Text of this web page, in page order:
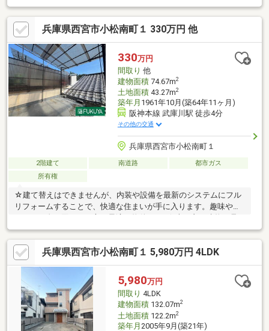
米の広い車庫付き。◎前面道路は幅約6.0メートルあり。◎両面バ
ルコニーで家の家の中が明るく過ごしやすい。【関連ホームペー
ジURL】にて360°カメラで室内を見ることができます♪ご内覧ご希
望の方はお気軽にお問い合わせくださいませ。
兵庫県西宮市小松南町１ 330万円 他
330万円
間取り 他
建物面積74.67m2
土地面積43.27m2
築年月 1961年10月(築64年11ヶ月)
阪神本線 武庫川駅 徒歩4分
その他の交通
兵庫県西宮市小松南町１
2階建て 南道路
都市ガス
所有権
☆建て替えはできませんが、内装や設備を最新のシステムにフル
リフォームすることで、快適な住まいが手に入ります。趣味や暮
組みを活かし、あなた好みの空間へカスタマイズしませんか？柱
や梁をあえて見せるヴィンテージ風のリノベーションなど、こだ
わりを詰め込める素材がここにあります。「買う」だけでなく
「創る」楽しさを、スタートしましょう♪☆リフォーム費用をか
けても総額を低く抑えられます。建て替え不可であっても、賃貸
市場では「家賃」に影響しにくいため、収益物件も候補です。賢
く直して、安定した家賃収入を目指せます♪
兵庫県西宮市小松南町１ 5,980万円 4LDK
5,980万円
間取り 4LDK
建物面積132.07m2
土地面積122.2m2
築年月 2005年9月(築21年)